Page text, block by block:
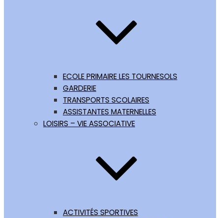
ECOLE PRIMAIRE LES TOURNESOLS
GARDERIE
TRANSPORTS SCOLAIRES
ASSISTANTES MATERNELLES
LOISIRS – VIE ASSOCIATIVE
ACTIVITÉS SPORTIVES